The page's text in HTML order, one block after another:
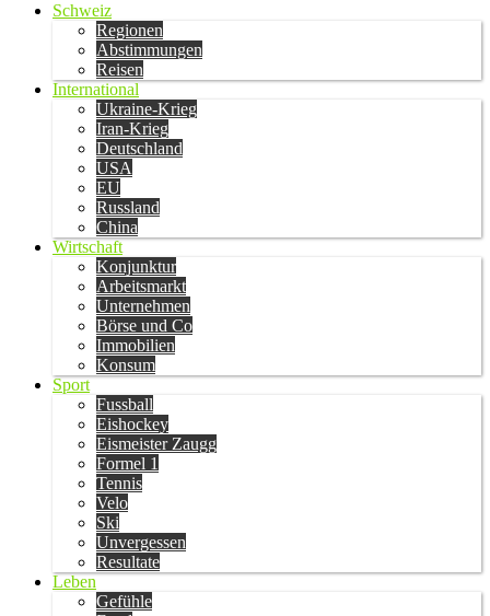
Schweiz
Regionen
Abstimmungen
Reisen
International
Ukraine-Krieg
Iran-Krieg
Deutschland
USA
EU
Russland
China
Wirtschaft
Konjunktur
Arbeitsmarkt
Unternehmen
Börse und Co
Immobilien
Konsum
Sport
Fussball
Eishockey
Eismeister Zaugg
Formel 1
Tennis
Velo
Ski
Unvergessen
Resultate
Leben
Gefühle